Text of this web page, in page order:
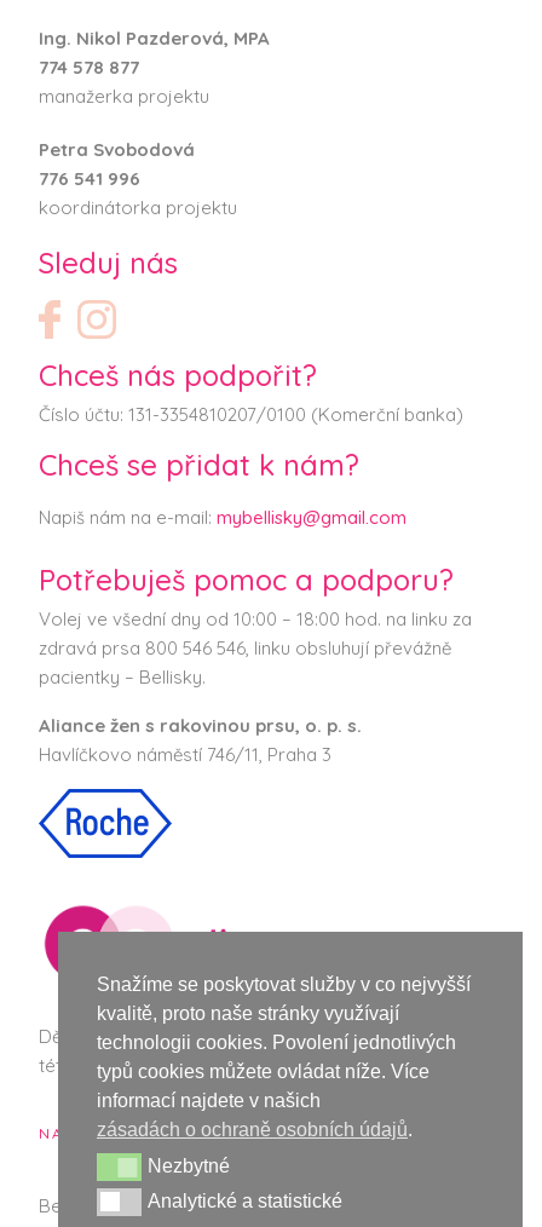
Ing. Nikol Pazderová, MPA
774 578 877
manažerka projektu
Petra Svobodová
776 541 996
koordinátorka projektu
Sleduj nás
Chceš nás podpořit?
Číslo účtu: 131-3354810207/0100 (Komerční banka)
Chceš se přidat k nám?
Napiš nám na e-mail: mybellisky@gmail.com
Potřebuješ pomoc a podporu?
Volej ve všední dny od 10:00 – 18:00 hod. na linku za
zdravá prsa 800 546 546, linku obsluhují převážně
pacientky – Bellisky.
Aliance žen s rakovinou prsu, o. p. s.
Havlíčkovo náměstí 746/11, Praha 3
Děkujeme společnosti Roche za podporu při vzniku
této webové stránky a nové vizuální identity Bellisek.
NAŠI PARTNEŘI
Bellis - mladé ženy s rakovinou prsu. Všechna práva
Snažíme se poskytovat služby v co nejvyšší
kvalitě, proto naše stránky využívají
technologii cookies. Povolení jednotlivých
typů cookies můžete ovládat níže. Více
informací najdete v našich
zásadách o ochraně osobních údajů.
NezbytnéNezbytné
Analytické a statistické
Analytické a statistické